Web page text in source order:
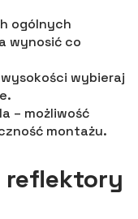
ogólnych
wynosić co
wybieraj
– możliwość
montażu.
reflektory